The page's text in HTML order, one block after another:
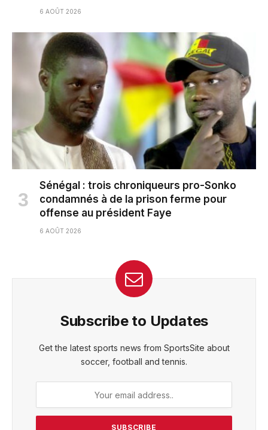
6 AOÛT 2026
Sénégal : trois chroniqueurs pro-Sonko
condamnés à de la prison ferme pour
offense au président Faye
6 AOÛT 2026
Subscribe to Updates
Get the latest sports news from SportsSite about
soccer, football and tennis.